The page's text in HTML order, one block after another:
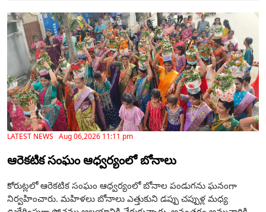
LATEST NEWS Aug 06,2026 11:11 pm
ఆరెకటిక సంఘం ఆధ్వర్యంలో బోనాలు
కోరుట్లలో ఆరెకటిక సంఘం ఆధ్వర్యంలో బోనాల పండుగను ఘనంగా
నిర్వహించారు. మహిళలు బోనాలు ఎత్తుకుని డప్పు చప్పుళ్ల మధ్య